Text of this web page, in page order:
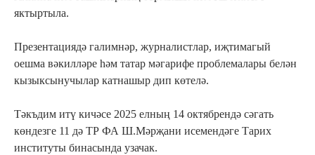
яктыртыла.
Презентациядә галимнәр, журналистлар, иҗтимагый
оешма вәкилләре һәм татар мәгарифе проблемалары белән
кызыксынучылар катнашыр дип көтелә.
Тәкъдим итү кичәсе 2025 елның 14 октябрендә сәгать
көндезге 11 дә ТР ФА Ш.Мәрҗани исемендәге Тарих
институты бинасында узачак.